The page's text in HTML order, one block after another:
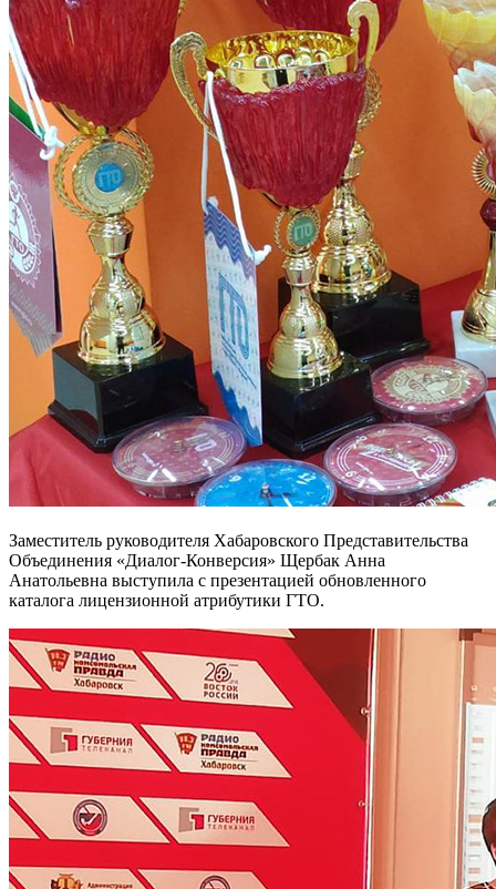
Заместитель руководителя Хабаровского Представительства
Объединения «Диалог-Конверсия» Щербак Анна
Анатольевна выступила с презентацией обновленного
каталога лицензионной атрибутики ГТО.